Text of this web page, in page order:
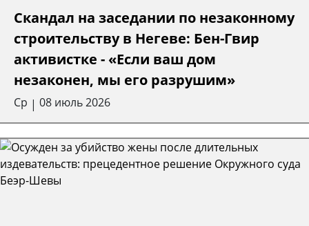
Скандал на заседании по незаконному
строительству в Негеве: Бен-Гвир
активистке - «Если ваш дом
незаконен, мы его разрушим»
Ср | 08 июль 2026